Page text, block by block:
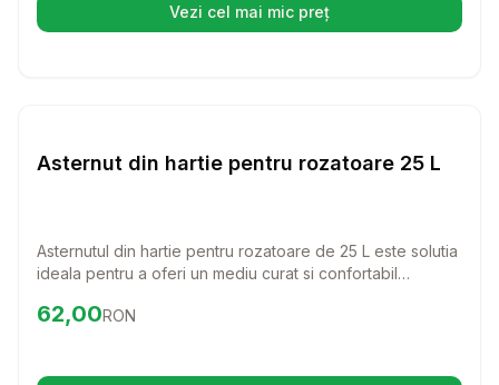
Vezi cel mai mic preț(se deschide într-o filă nouă)
Rozatoare
Asternut din hartie pentru rozatoare 25 L
Asternutul din hartie pentru rozatoare de 25 L este solutia
ideala pentru a oferi un mediu curat si confortabil
asternut nu doar ca absoarbe eficient umezeala, dar si
Preț:62.00
62,00RON